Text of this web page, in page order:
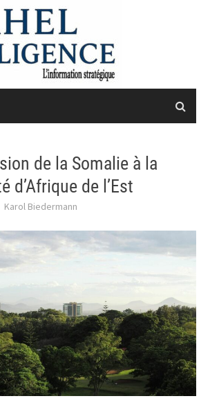
de la Somalie à la
d’Afrique de l’Est
Karol Biedermann